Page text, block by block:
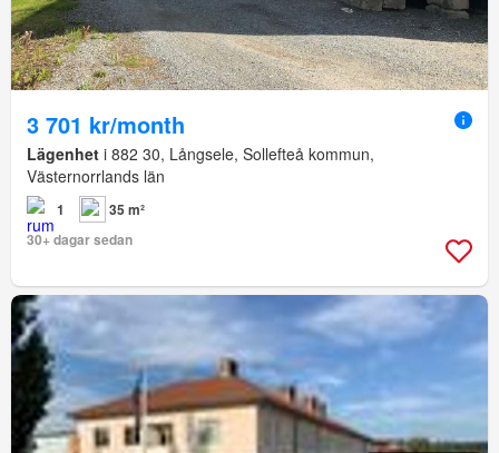
3 701 kr/month
Lägenhet i 882 30, Långsele, Sollefteå kommun,
Västernorrlands län
1
35 m²
30+ dagar sedan